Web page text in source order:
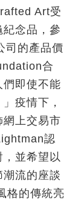
Art受
念品，參
司的產品價
合
即使不能
疫情下，
網上交易市
認
並希望以
流的座談
格的傳統亮